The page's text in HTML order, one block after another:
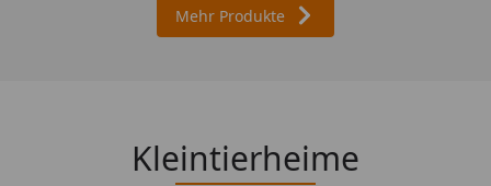
Mehr Produkte
Kleintierheime